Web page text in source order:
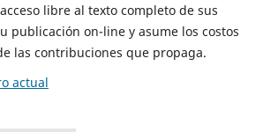
libre al texto completo de sus
publicación on-line y asume los costos
las contribuciones que propaga.
actual